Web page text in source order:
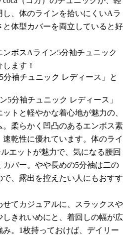
、体のラインを拾いにくいAラ
体型カバーを両立していると好
ボスAライン5分袖チュニック
ます！
分袖チュニック レディース」と
5分袖チュニック レディース」
トと軽やかな着心地が魅力の、
柔らかく凹凸のあるエンボス素
乾性に優れています。体のライ
エットが魅力で、気になる腰回
カバー。やや長めの5分袖は二の
、露出を控えたい人にもおすす
てカジュアルに、スラックスや
きれいめにと、着回しの幅が広
。1枚持っておけば、デイリー